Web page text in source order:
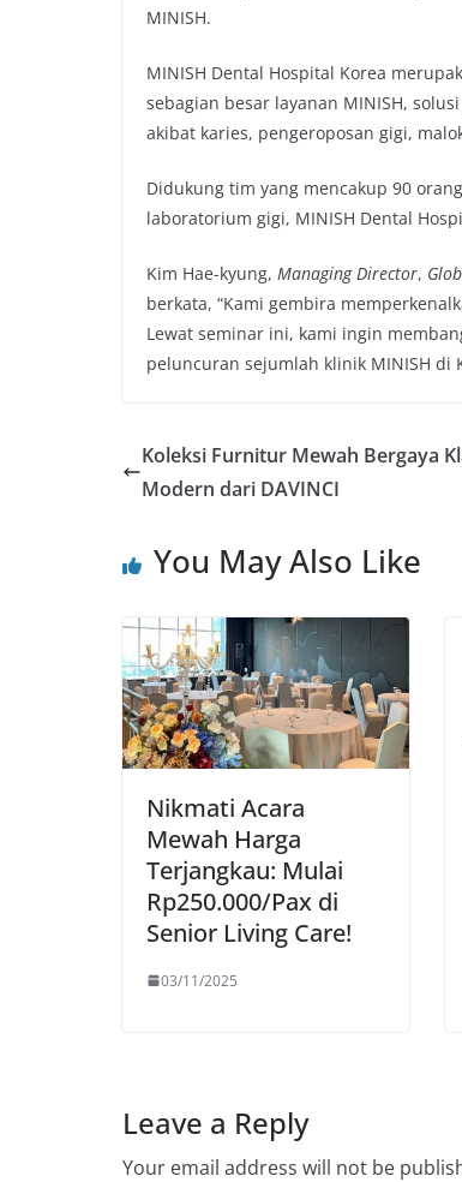
MINISH.
MINISH Dental Hospital Korea
sebagian besar layanan MINISH,
akibat karies, pengeroposan gigi,
Didukung tim yang mencakup 90
laboratorium gigi, MINISH Dental
Kim Hae-kyung, Managing Director,
berkata, “Kami gembira
Lewat seminar ini, kami ingin
peluncuran sejumlah klinik MINISH di
Koleksi Furnitur Mewah Bergaya
Modern dari DAVINCI
You May Also Like
Nikmati Acara
Mewah Harga
Terjangkau: Mulai
Rp250.000/Pax di
Senior Living Care!
03/11/2025
Leave a Reply
Your email address will not be